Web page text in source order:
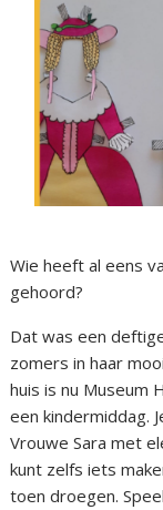
Wie heeft al eens
gehoord?
Dat was een
zomers in haar
huis is nu Museum
een kindermiddag.
Vrouwe Sara met
kunt zelfs iets
toen droegen.